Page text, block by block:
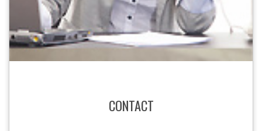
CONTACT